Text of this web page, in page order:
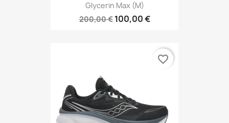
Glycerin Max (M)
200,00 € 100,00 €
favorite_border